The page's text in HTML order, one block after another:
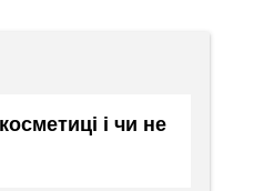
і чи не